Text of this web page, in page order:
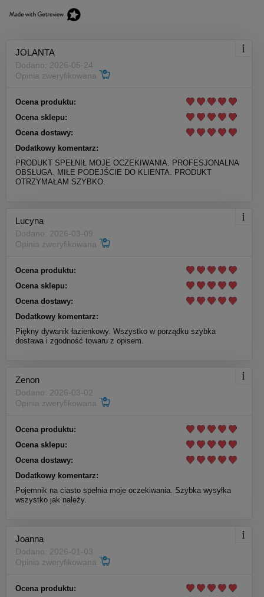
JOLANTA
Dodano: 2026-05-24
Opinia zweryfikowana
Ocena produktu:
Ocena sklepu:
Ocena dostawy:
Dodatkowy komentarz:
PRODUKT SPEŁNIŁ MOJE OCZEKIWANIA. PROFESJONALNA
OBSŁUGA. MIŁE PODEJŚCIE DO KLIENTA. PRODUKT
OTRZYMAŁAM SZYBKO.
Lucyna
Dodano: 2026-03-09
Opinia zweryfikowana
Ocena produktu:
Ocena sklepu:
Ocena dostawy:
Dodatkowy komentarz:
Piękny dywanik łazienkowy. Wszystko w porządku szybka
dostawa i zgodność towaru z opisem.
Zenon
Dodano: 2026-03-02
Opinia zweryfikowana
Ocena produktu:
Ocena sklepu:
Ocena dostawy:
Dodatkowy komentarz:
Pojemnik na ciasto spełnia moje oczekiwania. Szybka wysyłka
wszystko jak należy.
Joanna
Dodano: 2026-01-03
Opinia zweryfikowana
Ocena produktu: